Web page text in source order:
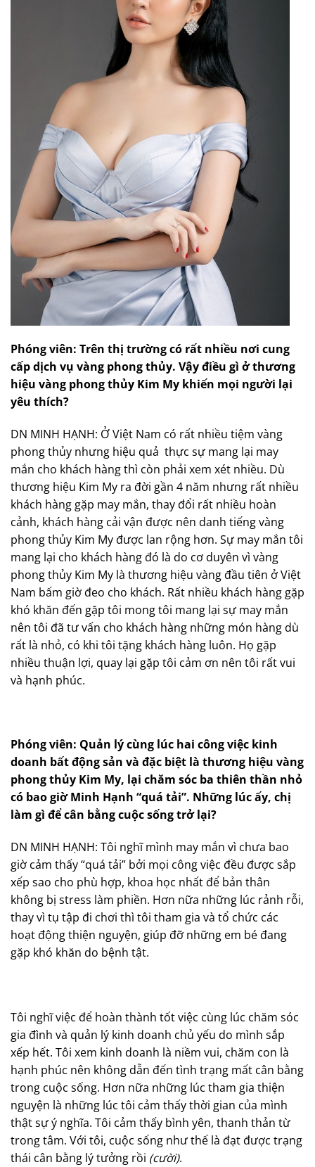
Phóng viên: Trên thị trường có rất nhiều nơi cung
cấp dịch vụ vàng phong thủy. Vậy điều gì ở thương
hiệu vàng phong thủy Kim My khiến mọi người lại
yêu thích?
DN MINH HẠNH: Ở Việt Nam có rất nhiều tiệm vàng
phong thủy nhưng hiệu quả thực sự mang lại may
mắn cho khách hàng thì còn phải xem xét nhiều. Dù
thương hiệu Kim My ra đời gần 4 năm nhưng rất nhiều
khách hàng gặp may mắn, thay đổi rất nhiều hoàn
cảnh, khách hàng cải vận được nên danh tiếng vàng
phong thủy Kim My được lan rộng hơn. Sự may mắn tôi
mang lại cho khách hàng đó là do cơ duyên vì vàng
phong thủy Kim My là thương hiệu vàng đầu tiên ở Việt
Nam bấm giờ đeo cho khách. Rất nhiều khách hàng gặp
khó khăn đến gặp tôi mong tôi mang lại sự may mắn
nên tôi đã tư vấn cho khách hàng những món hàng dù
rất là nhỏ, có khi tôi tặng khách hàng luôn. Họ gặp
nhiều thuận lợi, quay lại gặp tôi cảm ơn nên tôi rất vui
và hạnh phúc.
Phóng viên: Quản lý cùng lúc hai công việc kinh
doanh bất động sản và đặc biệt là thương hiệu vàng
phong thủy Kim My, lại chăm sóc ba thiên thần nhỏ
có bao giờ Minh Hạnh “quá tải”. Những lúc ấy, chị
làm gì để cân bằng cuộc sống trở lại?
DN MINH HẠNH: Tôi nghĩ mình may mắn vì chưa bao
giờ cảm thấy “quá tải” bởi mọi công việc đều được sắp
xếp sao cho phù hợp, khoa học nhất để bản thân
không bị stress làm phiền. Hơn nữa những lúc rảnh rỗi,
thay vì tụ tập đi chơi thì tôi tham gia và tổ chức các
hoạt động thiện nguyện, giúp đỡ những em bé đang
gặp khó khăn do bệnh tật.
Tôi nghĩ việc để hoàn thành tốt việc cùng lúc chăm sóc
gia đình và quản lý kinh doanh chủ yếu do mình sắp
xếp hết. Tôi xem kinh doanh là niềm vui, chăm con là
hạnh phúc nên không dẫn đến tình trạng mất cân bằng
trong cuộc sống. Hơn nữa những lúc tham gia thiện
nguyện là những lúc tôi cảm thấy thời gian của mình
thật sự ý nghĩa. Tôi cảm thấy bình yên, thanh thản từ
trong tâm. Với tôi, cuộc sống như thế là đạt được trạng
thái cân bằng lý tưởng rồi (cười).